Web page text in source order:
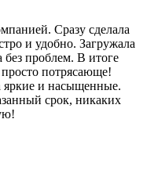
Сразу сделала
и удобно. Загружала
без проблем. В итоге
потрясающе!
яркие и насыщенные.
срок, никаких